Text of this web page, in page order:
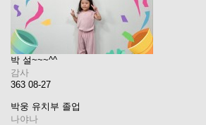
박 설~~~^^
감사
363 08-27
박웅 유치부 졸업
나야나